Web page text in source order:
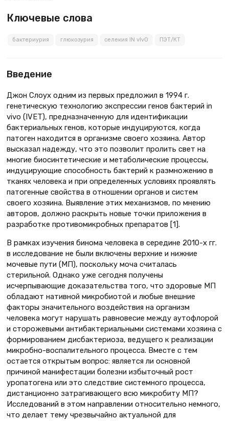
Ключевые слова
бактериурия глюкозурия селекия IN vIvO ПЭТ/КТ
Введение
Джон Слоух одним из первых предложил в 1994 г.
генетическую технологию экспрессии генов бактерий in
vivo (IVET), предназначенную для идентификации
бактериальных генов, которые индуцируются, когда
патоген находится в организме своего хозяина. Автор
высказал надежду, что это позволит пролить свет на
многие биосинтетические и метаболические процессы,
индуцирующие способность бактерий к размножению в
тканях человека и при определенных условиях проявлять
патогенные свойства в отношении органов и систем
своего хозяина. Выявление этих механизмов, по мнению
авторов, должно раскрыть новые точки приложения в
разработке противомикробных препаратов [1].
В рамках изучения бинома человека в середине 2010-х гг.
в исследование не были включены верхние и нижние
мочевые пути (МП), поскольку моча считалась
стерильной. Однако уже сегодня получены
исчерпывающие доказательства того, что здоровые МП
обладают нативной микробиотой и любые внешние
факторы значительного воздействия на организм
человека могут нарушать равновесие между аутофлорой
и сторожевыми антибактериальными системами хозяина с
формированием дисбактериоза, ведущего к реализации
микробно-воспалительного процесса. Вместе с тем
остается открытым вопрос: является ли основной
причиной манифестации болезни избыточный рост
уропатогена или это следствие системного процесса,
дистанционно затрагивающего всю микробиту МП?
Исследований в этом направлении относительно немного,
что делает тему чрезвычайно актуальной для